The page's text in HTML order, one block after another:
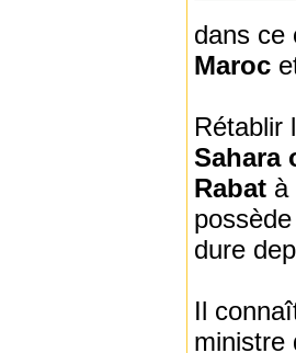
dans ce
Maroc
Rétablir
Sahara
Rabat à
dure
Il
ministre